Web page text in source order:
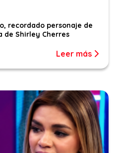
recordado personaje de
de Shirley Cherres
Leer más